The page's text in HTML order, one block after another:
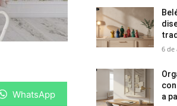
C
WhatsApp
6 de
a